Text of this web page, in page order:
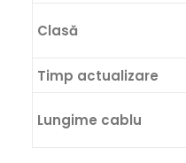
Clasă
Timp actualizare
Lungime cablu